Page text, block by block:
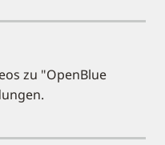
zu "OpenBlue